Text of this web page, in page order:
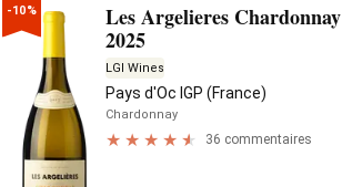
-10%
Les Argelieres Chardonnay
2025
LGI Wines
Pays d'Oc IGP (France)
Chardonnay
36 commentaires